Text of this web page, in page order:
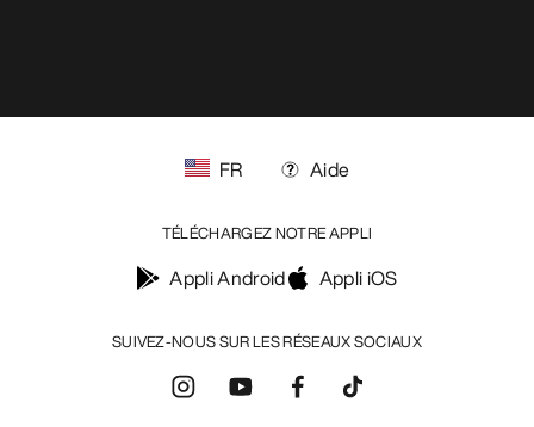
SUIVEZ-NOUS SUR LES RÉSEAUX SOCIAUX
FR Aide
TÉLÉCHARGEZ NOTRE APPLI
Appli Android Appli iOS